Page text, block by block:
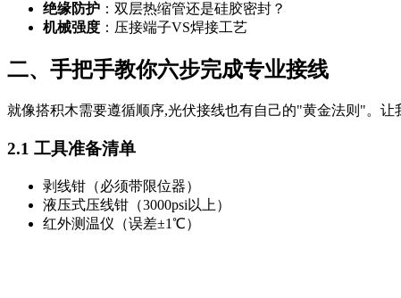
绝缘防护 ：双层热缩管还是硅胶密封？
机械强度 ：压接端子VS焊接工艺
二、手把手教你六步完成专业接线
就像搭积木需要遵循顺序,光伏接线也有自己的"黄金法则"。让
2.1 工具准备清单
剥线钳（必须带限位器）
液压式压线钳（3000psi以上）
红外测温仪（误差±1℃）